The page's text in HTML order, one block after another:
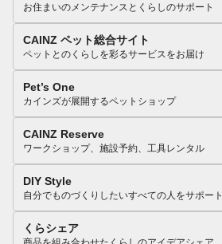
お住まいのメンテナンスとくらしのサポート
CAINZ ペット総合サイト
ペットとのくらしを彩るサービスをお届け
Pet’s One
カインズが展開するペットショップ
CAINZ Reserve
ワークショップ、施設予約、工具レンタル
DIY Style
自分でものづくりしたいすべての人をサポート
くらシェア